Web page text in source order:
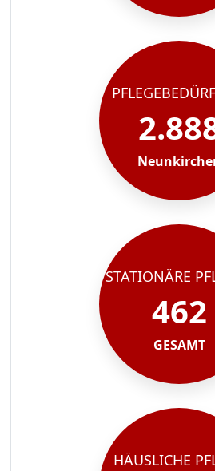
STATIONÄRE
462
GESAMT
HÄUSLICHE